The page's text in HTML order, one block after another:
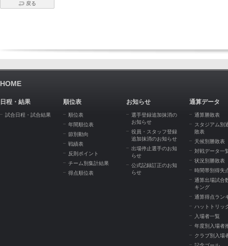
戻る
HOME
日程・結果
試合日程・試合結果
順位表
順位表
年間順位表
節別動向
戦績表
反則ポイント
チーム別集計結果
得点順位表
お知らせ
選手登録追加抹消の
お知らせ
役員・スタッフ登録
追加抹消のお知らせ
出場停止選手のお知
らせ
公式記録訂正のお知
らせ
通算データ
通算勝敗表
スタジアム別
敗表
天候別勝敗表
対戦データ一
状況別勝敗表
時間帯別得失
通算出場試合
キング
通算得点ラン
ハットトリッ
入場者一覧
年度別入場者
クラブ別入場